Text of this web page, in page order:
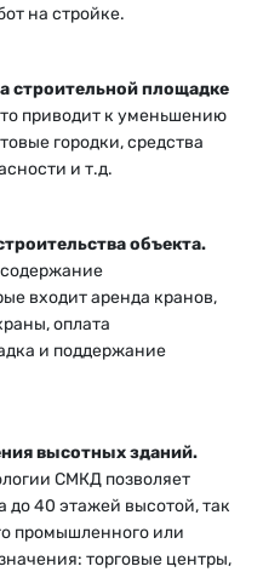
на стройке.
строительной площадке
приводит к уменьшению
городки, средства
и т.д.
объекта.
входит аренда кранов,
оплата
и поддержание
высотных зданий.
СМКД позволяет
до 40 этажей высотой, так
промышленного или
торговые центры,